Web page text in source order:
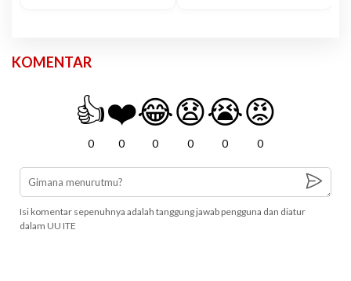
KOMENTAR
👍
0
❤️
0
😂
0
😧
0
😭
0
😡
0
Isi komentar sepenuhnya adalah tanggung jawab pengguna dan diatur
dalam UU ITE